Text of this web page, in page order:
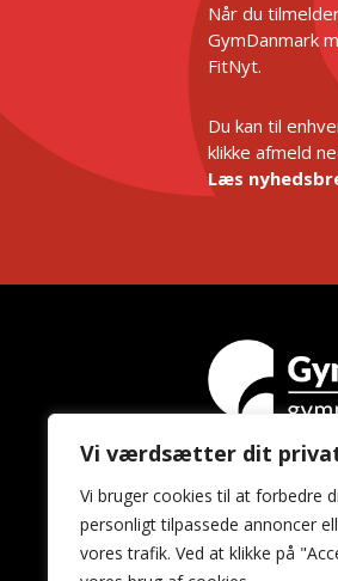
Vi værdsætter dit
Vi bruger cookies til at forbedre
personligt tilpassede annoncer
vores trafik. Ved at klikke på
Når du
GymDanmark
FitNyt.
Du kan til
klikke afmeld
Læs
GymDanmark
Idrættens Hus
Brøndby